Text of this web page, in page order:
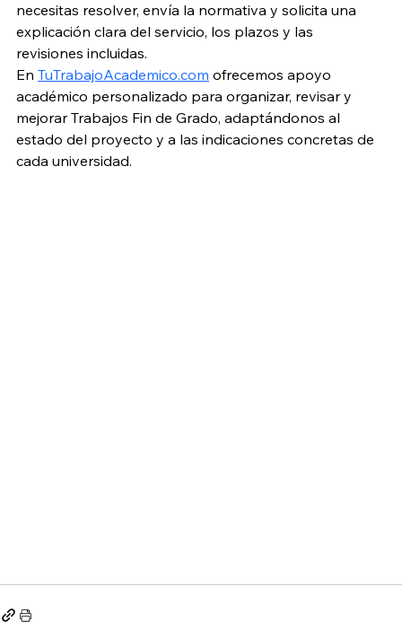
necesitas resolver, envía la normativa y solicita una
explicación clara del servicio, los plazos y las
revisiones incluidas.
En TuTrabajoAcademico.com ofrecemos apoyo
académico personalizado para organizar, revisar y
mejorar Trabajos Fin de Grado, adaptándonos al
estado del proyecto y a las indicaciones concretas de
cada universidad.